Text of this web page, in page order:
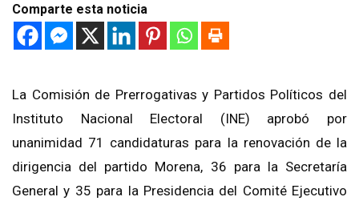
Comparte esta noticia
La Comisión de Prerrogativas y Partidos Políticos del
Instituto Nacional Electoral (INE) aprobó por
unanimidad 71 candidaturas para la renovación de la
dirigencia del partido Morena, 36 para la Secretaría
General y 35 para la Presidencia del Comité Ejecutivo